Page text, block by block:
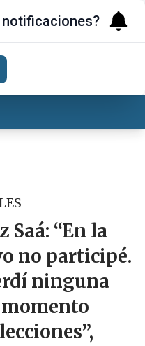
“En la
no participé.
ninguna
notificaciones?